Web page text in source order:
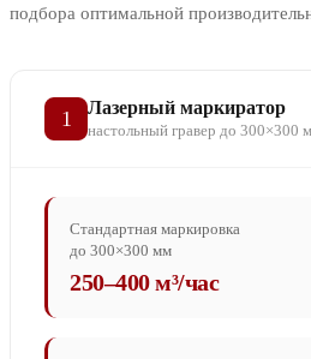
подбора оптимальной
1 Лазерный маркиратор
настольный гравер до 300×300
Стандартная маркировка
до 300×300 мм
250–400 м³/час